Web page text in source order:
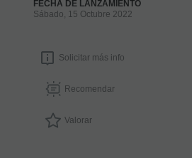
FECHA DE LANZAMIENTO
Sábado, 15 Octubre 2022
Solicitar más info
Recomendar
Valorar